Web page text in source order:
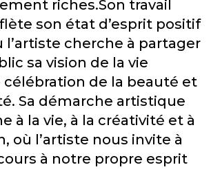
riches.Son travail
son état d’esprit positif
l’artiste cherche à partager
sa vision de la vie
de la beauté et
Sa démarche artistique
à la vie, à la créativité et à
où l’artiste nous invite à
à notre propre esprit